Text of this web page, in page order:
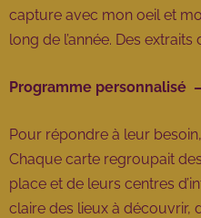
capture avec mon oeil et
long de l’année. Des
Programme personnalisé
Pour répondre à leur
Chaque carte regroupait
place et de leurs centres
claire des lieux à découvrir,